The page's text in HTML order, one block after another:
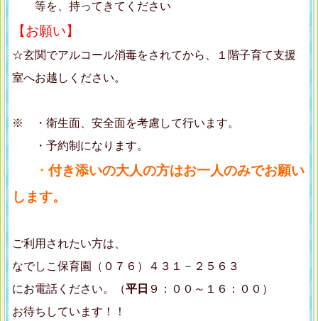
等を、持ってきてください
【お願い】
☆玄関でアルコール消毒をされてから、１階子育て支援
室へお越しください。
※ ・衛生面、安全面を考慮して行います。
・予約制になります。
・ 付き添いの大人の方はお一人のみでお願い
します。
ご利用されたい方は、
なでしこ保育園（０７６）４３１－２５６３
にお電話ください。（平日 ９：００～１６：００）
お待ちしています！！